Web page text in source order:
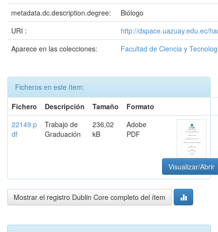
metadata.dc.description.degree:
Biólogo
URI :
http://dspace.uazuay.edu.ec/
Aparece en las colecciones:
Facultad de Ciencia y
Ficheros en este ítem:
Fichero
Descripción Tamaño
Formato
22149.p
df
Trabajo de
Graduación
236,02
kB
Adobe
PDF
Visualizar/Abrir
Mostrar el registro Dublin Core completo del ítem